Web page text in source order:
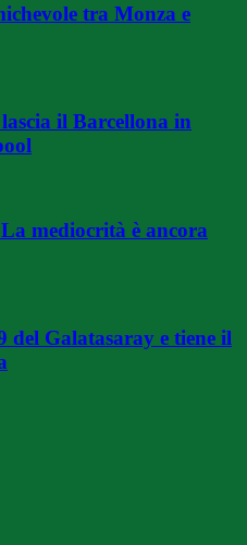
tra Monza e
il Barcellona in
mediocrità è ancora
Galatasaray e tiene il